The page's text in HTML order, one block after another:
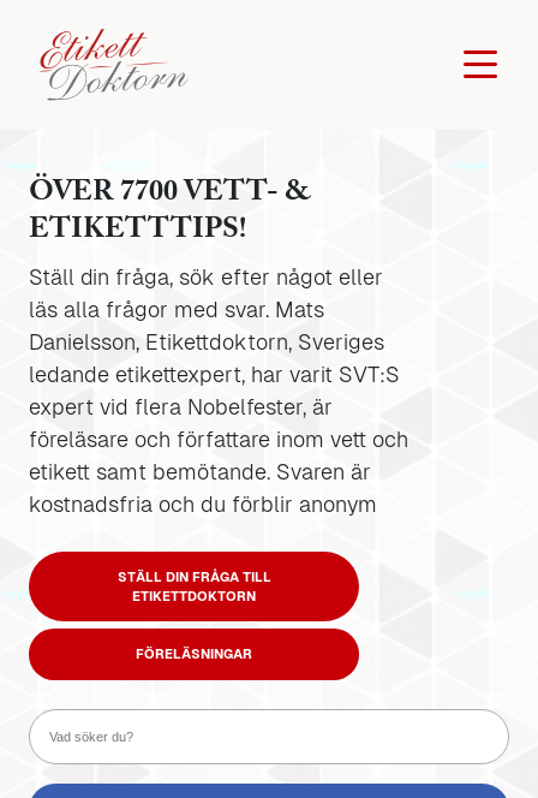
ÖVER 7700 VETT- &
ETIKETTTIPS!
Ställ din fråga, sök efter något eller
läs alla frågor med svar. Mats
Danielsson, Etikettdoktorn, Sveriges
ledande etikettexpert, har varit SVT:S
expert vid flera Nobelfester, är
föreläsare och författare inom vett och
etikett samt bemötande. Svaren är
kostnadsfria och du förblir anonym
STÄLL DIN FRÅGA TILL
ETIKETTDOKTORN
FÖRELÄSNINGAR